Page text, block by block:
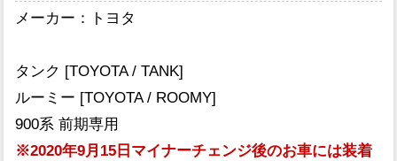
メーカー：トヨタ
タンク [TOYOTA / TANK]
ルーミー [TOYOTA / ROOMY]
900系 前期専用
※2020年9月15日マイナーチェンジ後のお車には装着